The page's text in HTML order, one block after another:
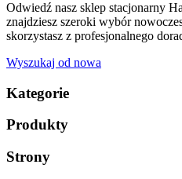
Odwiedź nasz sklep stacjonarny
znajdziesz szeroki wybór
skorzystasz z profesjonalnego
Wyszukaj od nowa
Kategorie
Produkty
Strony